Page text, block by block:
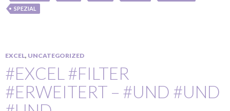
SPEZIAL
EXCEL, UNCATEGORIZED
#EXCEL #FILTER
#ERWEITERT – #UND #UND